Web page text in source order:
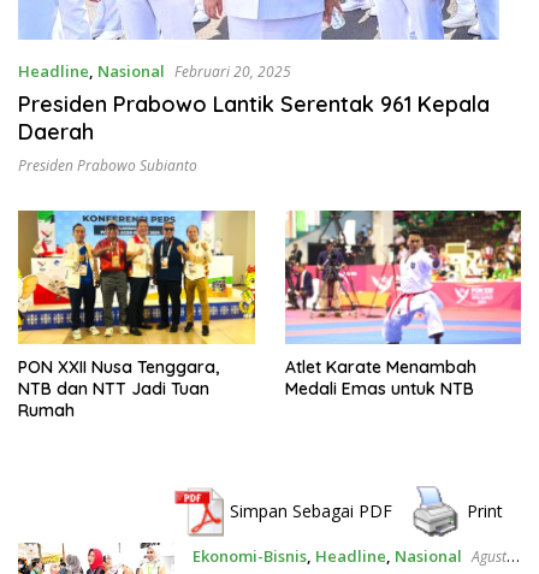
Headline, Nasional Februari 20, 2025
Presiden Prabowo Lantik Serentak 961 Kepala
Daerah
Presiden Prabowo Subianto
PON XXII Nusa Tenggara,
NTB dan NTT Jadi Tuan
Rumah
Atlet Karate Menambah
Medali Emas untuk NTB
Simpan Sebagai PDF Print
Ekonomi-Bisnis, Headline Nasional Agustus